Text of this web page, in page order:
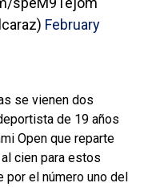
February
se vienen dos
de 19 años
Open que reparte
cien para estos
por el número uno del